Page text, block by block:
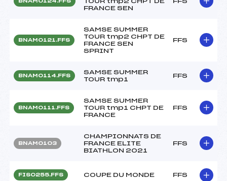
FRANCE SEN
BNAM0121.FFS
SAMSE SUMMER
TOUR tmp2 CHPT DE
FRANCE SEN
SPRINT
FFS
BNAM0114.FFS
SAMSE SUMMER
TOUR tmp1
FFS
BNAM0111.FFS
SAMSE SUMMER
TOUR tmp1 CHPT DE
FRANCE
FFS
BNAM0103
CHAMPIONNATS DE
FRANCE ELITE
BIATHLON 2021
FFS
FIS0255.FFS COUPE DU MONDE FFS